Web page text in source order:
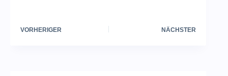
VORHERIGER NÄCHSTER